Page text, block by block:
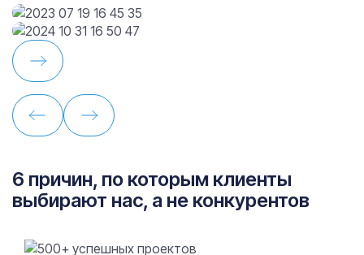
6 причин, по которым клиенты
выбирают нас, а не конкурентов